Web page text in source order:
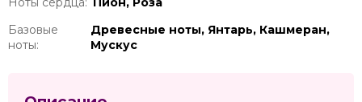
Базовые
ноты:
Древесные ноты, Янтарь, Кашмеран,
Мускус